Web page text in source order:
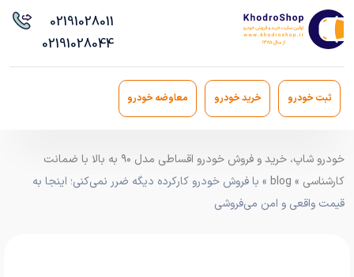
02191028011
02191028044
ثبت خودرو خرید خودرو معاوضه خودرو
خودرو شاپ، خرید و فروش خودرو اقساطی مدل ۹۰ به بالا با ضمانت
کارشناسی »
blog » با فروش خودرو کارکرده دیگه ضرر نمی‌کنی؛ اینجا به
قیمت واقعی و امن می‌فروشی